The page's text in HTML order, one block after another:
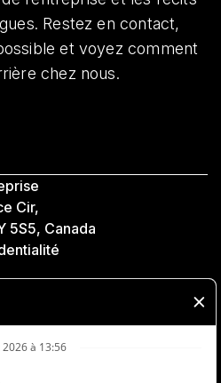
Restez en contact,
et voyez comment
chez nous.
Cir,
5S5, Canada